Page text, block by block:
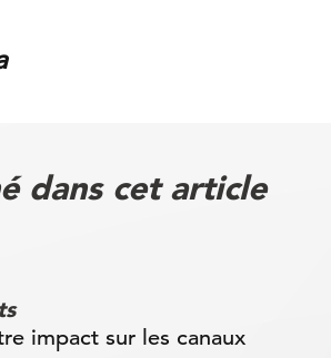
dans cet article
impact sur les canaux